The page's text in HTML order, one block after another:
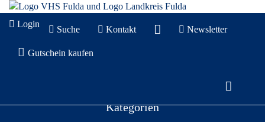
Login
Suche Kontakt Newsletter
Gutschein kaufen
Kategorien